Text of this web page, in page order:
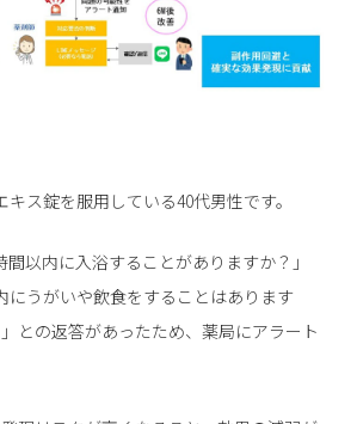
キス錠を服用している40代男性です。
間以内に入浴することがありますか？」
にうがいや飲食をすることはあります
との返答があったため、薬局にアラート